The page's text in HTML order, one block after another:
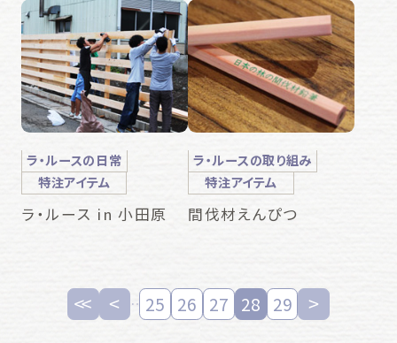
ラ・ルースの日常
特注アイテム
ラ・ルース in 小田原
ラ・ルースの取り組み
特注アイテム
間伐材えんぴつ
25 26 27 28 29